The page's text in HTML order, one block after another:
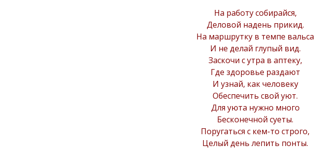
На работу собирайся,
Деловой надень прикид.
На маршрутку в темпе вальса
И не делай глупый вид.
Заскочи с утра в аптеку,
Где здоровье раздают
И узнай, как человеку
Обеспечить свой уют.
Для уюта нужно много
Бесконечной суеты.
Поругаться с кем-то строго,
Целый день лепить понты.